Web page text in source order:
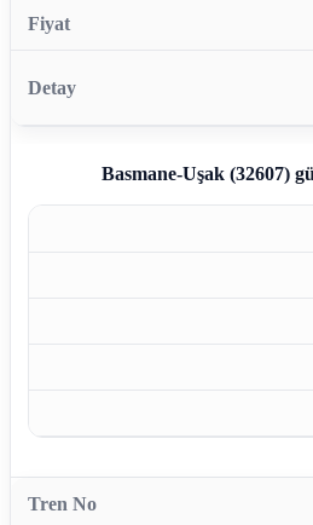
Basmane-Uşak (32607)